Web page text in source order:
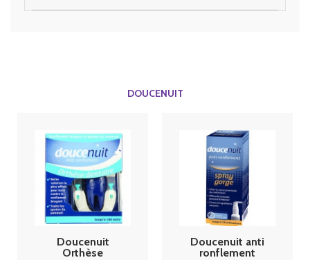
DOUCENUIT
Doucenuit
Orthèse
Doucenuit anti
ronflement